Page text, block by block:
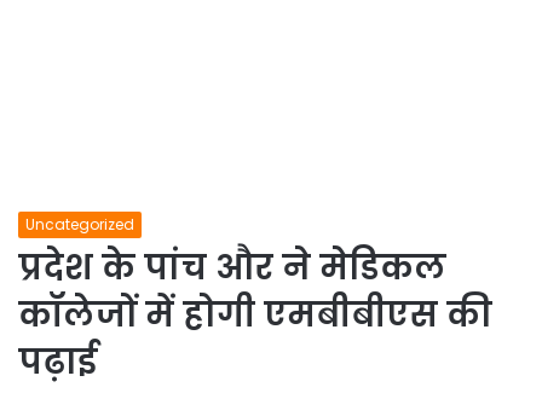
Uncategorized
प्रदेश के पांच और ने मेडिकल
कॉलेजों में होगी एमबीबीएस की
पढ़ाई